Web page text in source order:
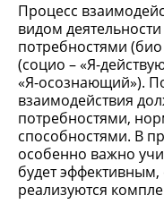
Процесс
видом
потребностями
(социо – «Я-
«Я-осознающий»).
взаимодействия
потребностями,
способностями. В
особенно важно
будет
реализуются